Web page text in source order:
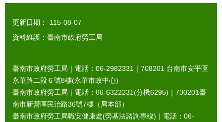
:::
更新日期：
115-08-07
資料維護：臺南市政府勞工局
臺南市政府勞工局｜電話：06-2982331｜ 708201 台南市安平區
永華路二段６號8樓(永華市政中心)
臺南市政府勞工局｜電話：06-6322231(分機6295)｜ 730201臺
南市新營區民治路36號7樓（局本部）
臺南市政府勞工局職安健康處(勞基法諮詢專線)｜電話：06-